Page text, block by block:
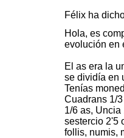
Félix ha
Hola, es
evolución en
El as era la
se dividía en
Tenías
Cuadrans 1/
1/6 as, Uncia
sestercio 2'5
follis, numis,